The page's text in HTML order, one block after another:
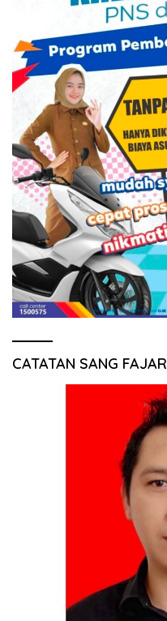
CATATAN SANG FAJAR